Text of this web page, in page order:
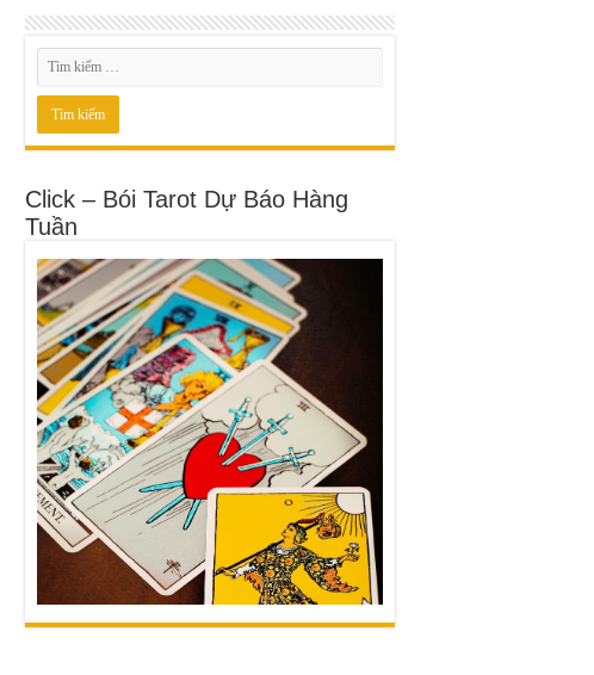
Click – Bói Tarot Dự Báo Hàng
Tuần